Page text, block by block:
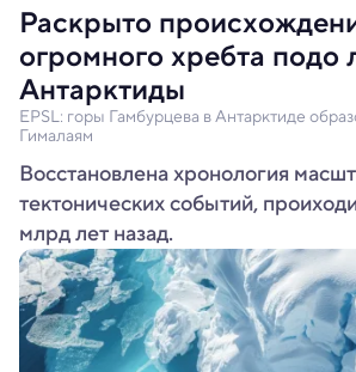
Раскрыто
огромного хребта подо
Антарктиды
EPSL: горы Гамбурцева в Антарктиде
Гималаям
Восстановлена хронология
тектонических событий,
млрд лет назад.